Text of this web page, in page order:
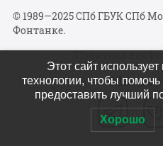
© 1989—2025 СПб ГБУК СПб
Фонтанке.
Политика
Мы в
Этот сайт
технологии, чтобы
предоставить лучший
Хорошо